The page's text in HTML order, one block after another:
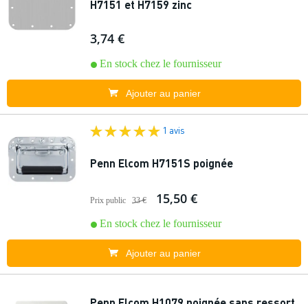
H7151 et H7159 zinc
3,74 €
En stock chez le fournisseur
Ajouter au panier
1 avis
Penn Elcom H7151S poignée
Prix public 33 € 15,50 €
En stock chez le fournisseur
Ajouter au panier